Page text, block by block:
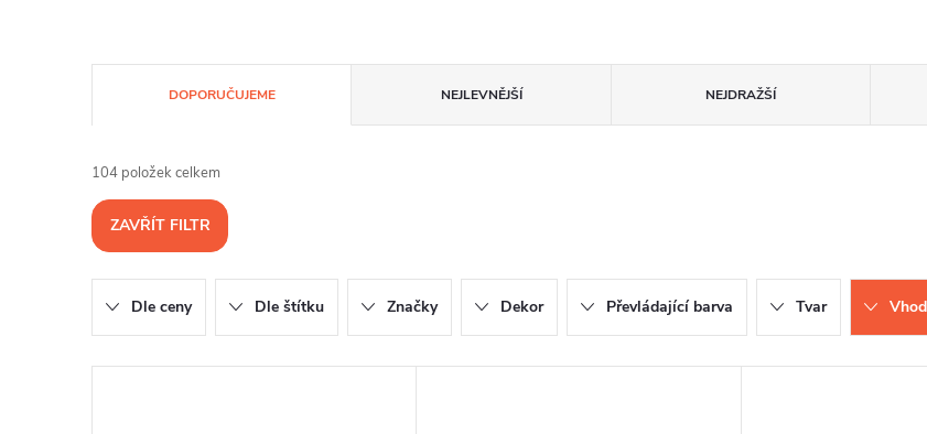
a
z
e
n
í
DOPORUČUJEME NEJLEVNĚJŠÍ NEJDRAŽŠÍ
104 položek celkem
ZAVŘÍT FILTR
Dle ceny Dle štítku Značky Dekor Převládající barva Tvar